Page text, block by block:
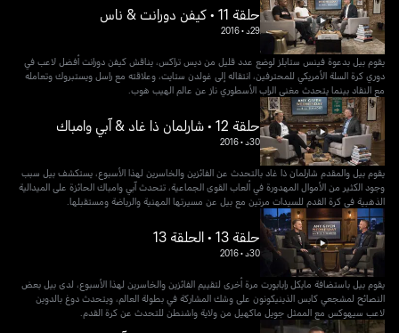
حلقة 11 • كيفن دورانت & ناس
29د •
2016
يقوم بيل بدعوة فينس ستابلز لوضع عدد قليل من ديس تراكس، يناقش كيفن دورانت أفضل لاعب في
دوري كرة السلة الأمريكي للمحترفين، انتقاله إلى غولدن ستايت، وعلاقته مع راسل ويستبروك وتعامله
مع النقاد بينما يتحدث مغني الراب الأسطوري ناز عن عالم الهيب هوب.
حلقة 12 • شارلمان ذا غاد & آبي وامباك
30د •
2016
يقوم بيل والمقدم شارلمان ذا غاد بالتحدث عن الفائزين والخاسرين لهذا الأسبوع، يستكشف بيل سبب
وجود الكثير من الأموال المهدورة في ألعاب القوى الجماعية، تتحدث آبي وامباك الحائزة على الميدالية
الذهبية في كرة القدم للسيدات مرتين مع بيل عن مسيرتها المهنية والرياضة ومستقبلها.
حلقة 13 • الحلقة 13
30د •
2016
يقوم بيل باستضافة مايكل رابابورت مرة أخرى لتقييم الفائزين والخاسرين لهذا الأسبوع، لدى بيل بعض
النصائح لمشجعي كابس الذينيكونون على وشك المشاركة في بطولة العالم، ويتحدث دوغ بالدوين
لاعب سيهوكس مع الممثل جويل ماكهيل من ولاية واشنطن للتحدث عن كرة القدم.